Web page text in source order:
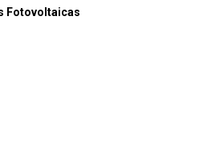
Fotovoltaicas